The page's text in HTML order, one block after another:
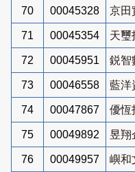
70 00045328 京田
71 00045354 天璽
72 00045951 鋭智
73 00046558 藍洋
74 00047867 優恆
75 00049892 昱翔
76 00049957 嶼和